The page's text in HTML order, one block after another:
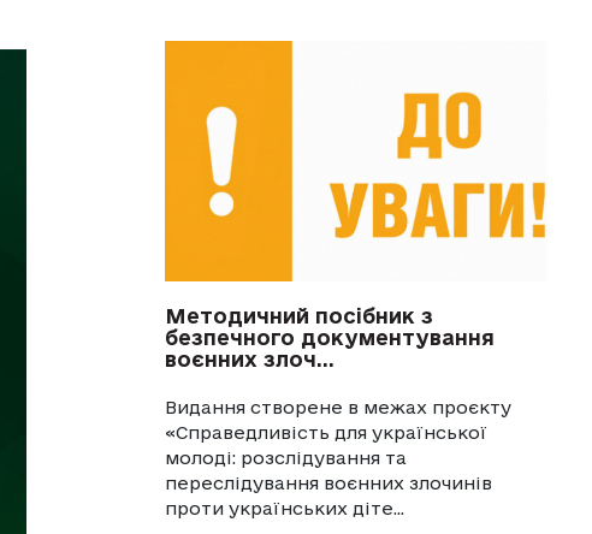
Методичний посібник з
безпечного документування
воєнних злоч...
Видання створене в межах проєкту
«Справедливість для української
молоді: розслідування та
переслідування воєнних злочинів
проти українських діте...